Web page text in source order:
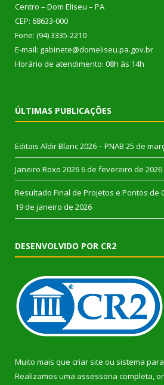
Centro – Dom Eliseu – PA
CEP: 68633-000
Fone: (94) 3335-2210
E-mail: gabinete@domeliseu.pa.gov.br
Horário de atendimento: 08h às 14h
ÚLTIMAS PUBLICAÇÕES
Editais Aldir Blanc 2026 – PNAB 25 de
Janeiro Roxo 2026 6 de fevereiro de 2026
Resultado Final de Projetos e Pontos de
19 de janeiro de 2026
DESENVOLVIDO POR CR2
Muito mais que criar site ou sistema
Realizamos uma assessoria completa,